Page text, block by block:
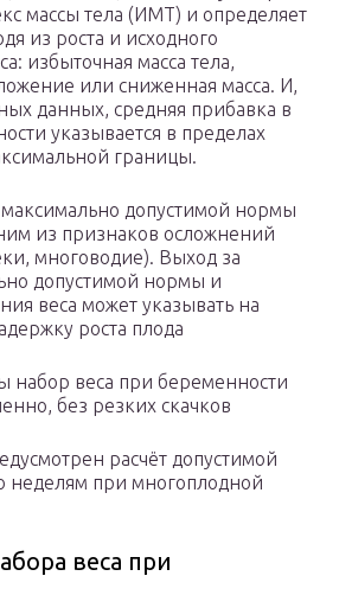
массы тела (ИМТ) и определяет
из роста и исходного
избыточная масса тела,
или сниженная масса. И,
данных, средняя прибавка в
указывается в пределах
границы.
допустимой нормы
из признаков осложнений
многоводие). Выход за
допустимой нормы и
веса может указывать на
роста плода
набор веса при беременности
без резких скачков
расчёт допустимой
неделям при многоплодной
веса при